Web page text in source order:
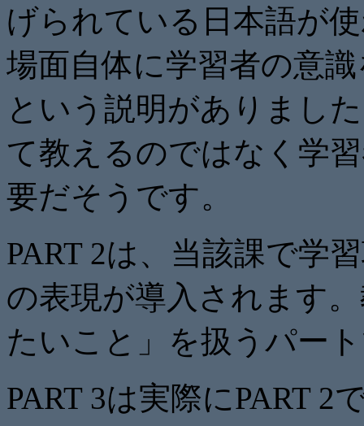
げられている日本語が
場面自体に学習者の意
という説明がありまし
て教えるのではなく学
要だそうです。
PART 2は、当該課で学
の表現が導入されます
たいこと」を扱うパー
PART 3は実際にPART 2